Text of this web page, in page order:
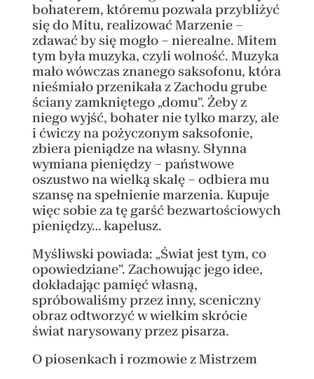
bohaterem, któremu pozwala przybliżyć
się do Mitu, realizować Marzenie –
zdawać by się mogło – nierealne. Mitem
tym była muzyka, czyli wolność. Muzyka
mało wówczas znanego saksofonu, która
nieśmiało przenikała z Zachodu grube
ściany zamkniętego „domu”. Żeby z
niego wyjść, bohater nie tylko marzy, ale
i ćwiczy na pożyczonym saksofonie,
zbiera pieniądze na własny. Słynna
wymiana pieniędzy – państwowe
oszustwo na wielką skalę – odbiera mu
szansę na spełnienie marzenia. Kupuje
więc sobie za tę garść bezwartościowych
pieniędzy… kapelusz.
Myśliwski powiada: „Świat jest tym, co
opowiedziane”. Zachowując jego idee,
dokładając pamięć własną,
spróbowaliśmy przez inny, sceniczny
obraz odtworzyć w wielkim skrócie
świat narysowany przez pisarza.
O piosenkach i rozmowie z Mistrzem